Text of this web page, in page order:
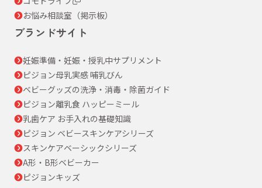
お悩み相談室（掲示板）
ブランドサイト
妊娠準備・妊娠・授乳中サプリメント
ピジョン母乳実感 哺乳びん
ベビーグッズの洗浄・消毒・除菌ガイド
ピジョン離乳食 ハッピーミール
乳歯ケア お手入れの基礎知識
ピジョン ベビースキンケアシリーズ
スキンケアベーシックシリーズ
A形・B形ベビーカー
ピジョンキッズ